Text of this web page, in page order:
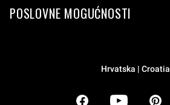
POSLOVNE MOGUĆNOSTI
Hrvatska | Croatia